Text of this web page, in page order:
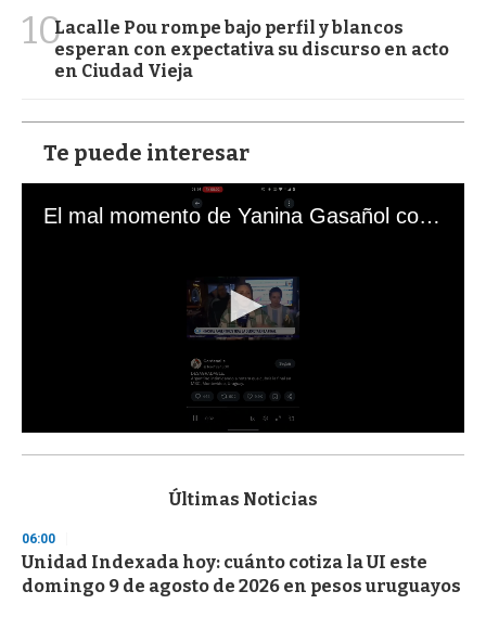
10Lacalle Pou rompe bajo perfil y blancos
esperan con expectativa su discurso en acto
en Ciudad Vieja
Te puede interesar
El mal momento de Yanina Gasañol con un hincha argentino en "Subrayado"
s
d
s
o
f
Últimas Noticias
06:00
Unidad Indexada hoy: cuánto cotiza la UI este
domingo 9 de agosto de 2026 en pesos uruguayos